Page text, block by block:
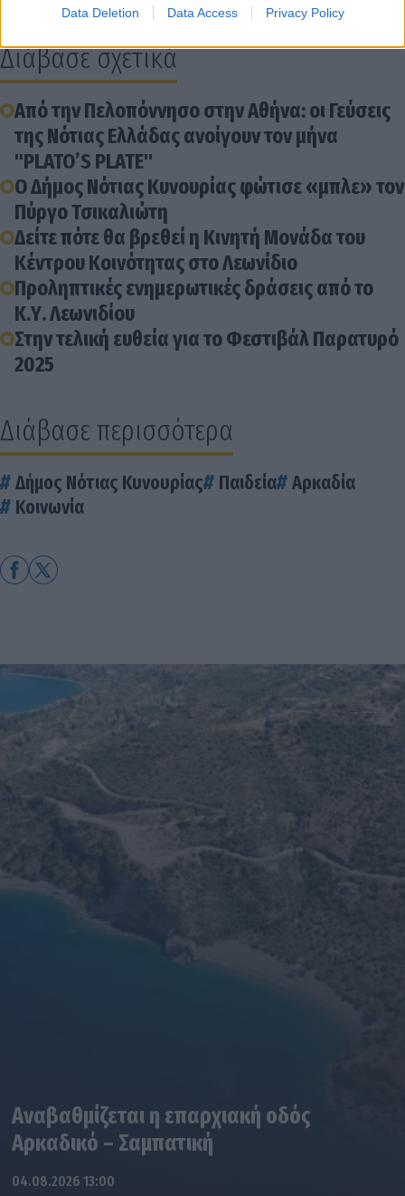
Data Deletion Data Access Privacy Policy
Διάβασε σχετικά
Από την Πελοπόννησο στην Αθήνα: oι Γεύσεις
της Νότιας Ελλάδας ανοίγουν τον μήνα
"PLATO’S PLATE"
Ο Δήμος Νότιας Κυνουρίας φώτισε «μπλε» τον
Πύργο Τσικαλιώτη
Δείτε πότε θα βρεθεί η Κινητή Μονάδα του
Κέντρου Κοινότητας στο Λεωνίδιο
Προληπτικές ενημερωτικές δράσεις από το
Κ.Υ. Λεωνιδίου
Στην τελική ευθεία για το Φεστιβάλ Παρατυρό
2025
Διάβασε περισσότερα
Δήμος Νότιας Κυνουρίας Παιδεία
Αρκαδία
Κοινωνία
Αναβαθμίζεται η επαρχιακή οδός
Αρκαδικό – Σαμπατική
04.08.2026 13:00